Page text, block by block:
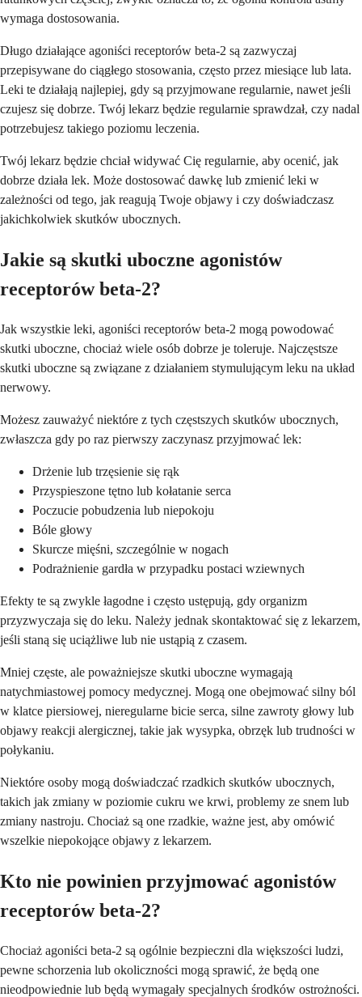
wymaga dostosowania.
Długo działające agoniści receptorów beta-2 są zazwyczaj
przepisywane do ciągłego stosowania, często przez miesiące lub lata.
Leki te działają najlepiej, gdy są przyjmowane regularnie, nawet jeśli
czujesz się dobrze. Twój lekarz będzie regularnie sprawdzał, czy nadal
potrzebujesz takiego poziomu leczenia.
Twój lekarz będzie chciał widywać Cię regularnie, aby ocenić, jak
dobrze działa lek. Może dostosować dawkę lub zmienić leki w
zależności od tego, jak reagują Twoje objawy i czy doświadczasz
jakichkolwiek skutków ubocznych.
Jakie są skutki uboczne agonistów
receptorów beta-2?
Jak wszystkie leki, agoniści receptorów beta-2 mogą powodować
skutki uboczne, chociaż wiele osób dobrze je toleruje. Najczęstsze
skutki uboczne są związane z działaniem stymulującym leku na układ
nerwowy.
Możesz zauważyć niektóre z tych częstszych skutków ubocznych,
zwłaszcza gdy po raz pierwszy zaczynasz przyjmować lek:
Drżenie lub trzęsienie się rąk
Przyspieszone tętno lub kołatanie serca
Poczucie pobudzenia lub niepokoju
Bóle głowy
Skurcze mięśni, szczególnie w nogach
Podrażnienie gardła w przypadku postaci wziewnych
Efekty te są zwykle łagodne i często ustępują, gdy organizm
przyzwyczaja się do leku. Należy jednak skontaktować się z lekarzem,
jeśli staną się uciążliwe lub nie ustąpią z czasem.
Mniej częste, ale poważniejsze skutki uboczne wymagają
natychmiastowej pomocy medycznej. Mogą one obejmować silny ból
w klatce piersiowej, nieregularne bicie serca, silne zawroty głowy lub
objawy reakcji alergicznej, takie jak wysypka, obrzęk lub trudności w
połykaniu.
Niektóre osoby mogą doświadczać rzadkich skutków ubocznych,
takich jak zmiany w poziomie cukru we krwi, problemy ze snem lub
zmiany nastroju. Chociaż są one rzadkie, ważne jest, aby omówić
wszelkie niepokojące objawy z lekarzem.
Kto nie powinien przyjmować agonistów
receptorów beta-2?
Chociaż agoniści beta-2 są ogólnie bezpieczni dla większości ludzi,
pewne schorzenia lub okoliczności mogą sprawić, że będą one
nieodpowiednie lub będą wymagały specjalnych środków ostrożności.